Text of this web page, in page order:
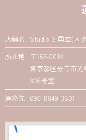
店舗名
Studio S 国立(ス
所在地
〒185-0034
東京都国分寺市
306号室
連絡先 090-8049-3801